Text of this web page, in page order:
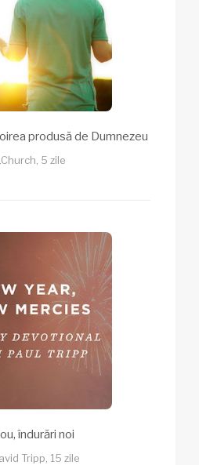
produsă de Dumnezeu
5 zile
îndurări noi
Tripp, 15 zile